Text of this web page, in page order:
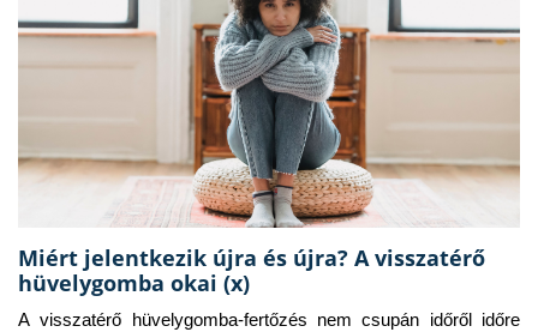
Miért jelentkezik újra és újra? A visszatérő
hüvelygomba okai (x)
A visszatérő hüvelygomba-fertőzés nem csupán időről időre